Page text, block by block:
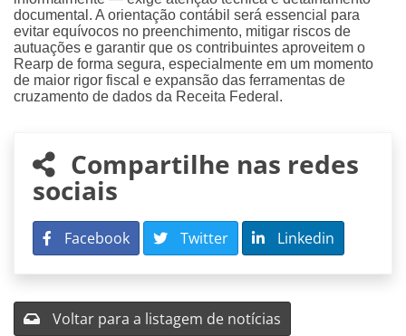
documental. A orientação contábil será essencial para
evitar equívocos no preenchimento, mitigar riscos de
autuações e garantir que os contribuintes aproveitem o
Rearp de forma segura, especialmente em um momento
de maior rigor fiscal e expansão das ferramentas de
cruzamento de dados da Receita Federal.
Compartilhe nas redes
sociais
Facebook Twitter Linkedin
Voltar para a listagem de notícias